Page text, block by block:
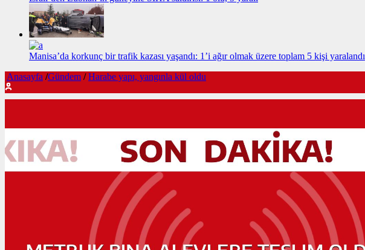
Manisa’da korkunç bir trafik kazası yaşandı: 1’i ağır olmak üzere toplam 5 kişi yaralandı
Anasayfa /Gündem / Harabe yapı, yangınla kül oldu